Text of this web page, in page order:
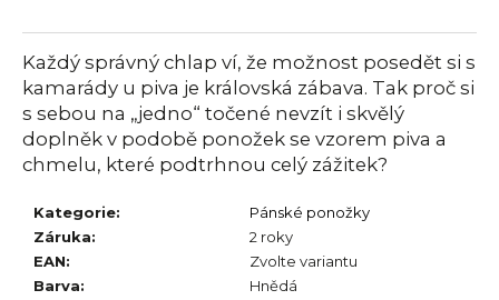
Každý správný chlap ví, že možnost posedět si s
kamarády u piva je královská zábava. Tak proč si
s sebou na „jedno“ točené nevzít i skvělý
doplněk v podobě ponožek se vzorem piva a
chmelu, které podtrhnou celý zážitek?
Kategorie:
Pánské ponožky
Záruka:
2 roky
EAN:
Zvolte variantu
Barva:
Hnědá
u
j
e
m
e